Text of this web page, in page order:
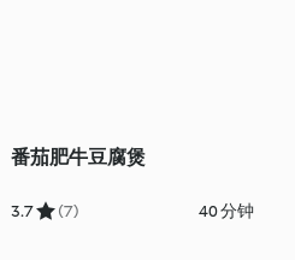
番茄肥牛豆腐煲
3.7 (7) 40 分钟